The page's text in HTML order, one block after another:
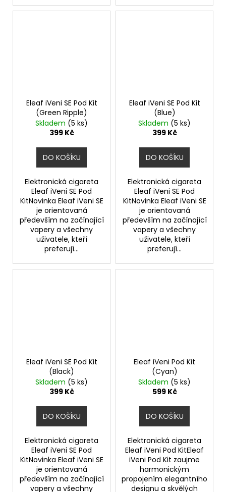
Eleaf iVeni SE Pod Kit
(Green Ripple)
Skladem (5 ks)
399 Kč
DO KOŠÍKU
Elektronická cigareta
Eleaf iVeni SE Pod
KitNovinka Eleaf iVeni SE
je orientovaná
především na začínající
vapery a všechny
uživatele, kteří
preferují...
Eleaf iVeni SE Pod Kit
(Blue)
Skladem (5 ks)
399 Kč
DO KOŠÍKU
Elektronická cigareta
Eleaf iVeni SE Pod
KitNovinka Eleaf iVeni SE
je orientovaná
především na začínající
vapery a všechny
uživatele, kteří
preferují...
Eleaf iVeni SE Pod Kit
(Black)
Skladem (5 ks)
399 Kč
DO KOŠÍKU
Elektronická cigareta
Eleaf iVeni SE Pod
KitNovinka Eleaf iVeni SE
je orientovaná
především na začínající
vapery a všechny
Eleaf iVeni Pod Kit
(Cyan)
Skladem (5 ks)
599 Kč
DO KOŠÍKU
Elektronická cigareta
Eleaf iVeni Pod KitEleaf
iVeni Pod Kit zaujme
harmonickým
propojením elegantního
designu a skvělých